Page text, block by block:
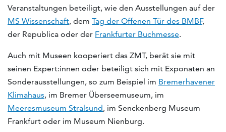
Veranstaltungen beteiligt, wie den Ausstellungen auf der
MS Wissenschaft, dem Tag der Offenen Tür des BMBF,
der Republica oder der Frankfurter Buchmesse.
Auch mit Museen kooperiert das ZMT, berät sie mit
seinen Expert:innen oder beteiligt sich mit Exponaten an
Sonderausstellungen, so zum Beispiel im Bremerhavener
Klimahaus, im Bremer Überseemuseum, im
Meeresmuseum Stralsund, im Senckenberg Museum
Frankfurt oder im Museum Nienburg.